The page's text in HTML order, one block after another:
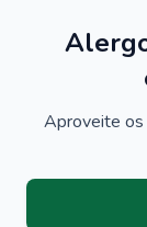
Aproveite os